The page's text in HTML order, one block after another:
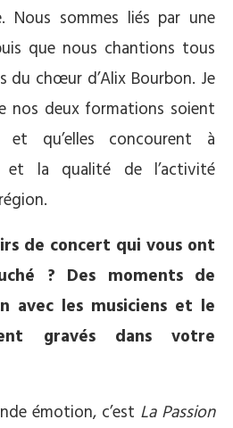
Nous sommes liés par une
que nous chantions tous
du chœur d’Alix Bourbon. Je
nos deux formations soient
et qu’elles concourent à
la qualité de l’activité
de concert qui vous ont
? Des moments de
avec les musiciens et le
gravés dans votre
émotion, c’est La Passion